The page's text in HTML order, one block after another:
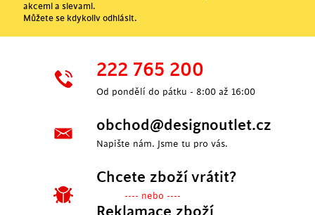
akcemi a slevami.
Můžete se kdykoliv odhlásit.
222 765 200
Od pondělí do pátku - 8:00 až 16:00
obchod@designoutlet.cz
Napište nám. Jsme tu pro vás.
Chcete zboží vrátit?
---- nebo ----
Reklamace zboží